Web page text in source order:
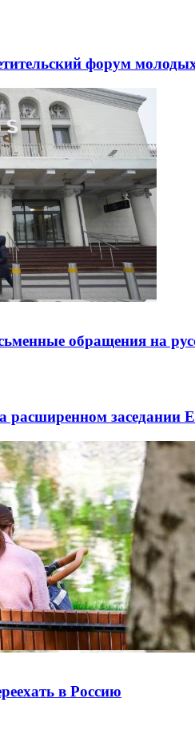
форум
обращения на
заседании
в Россию